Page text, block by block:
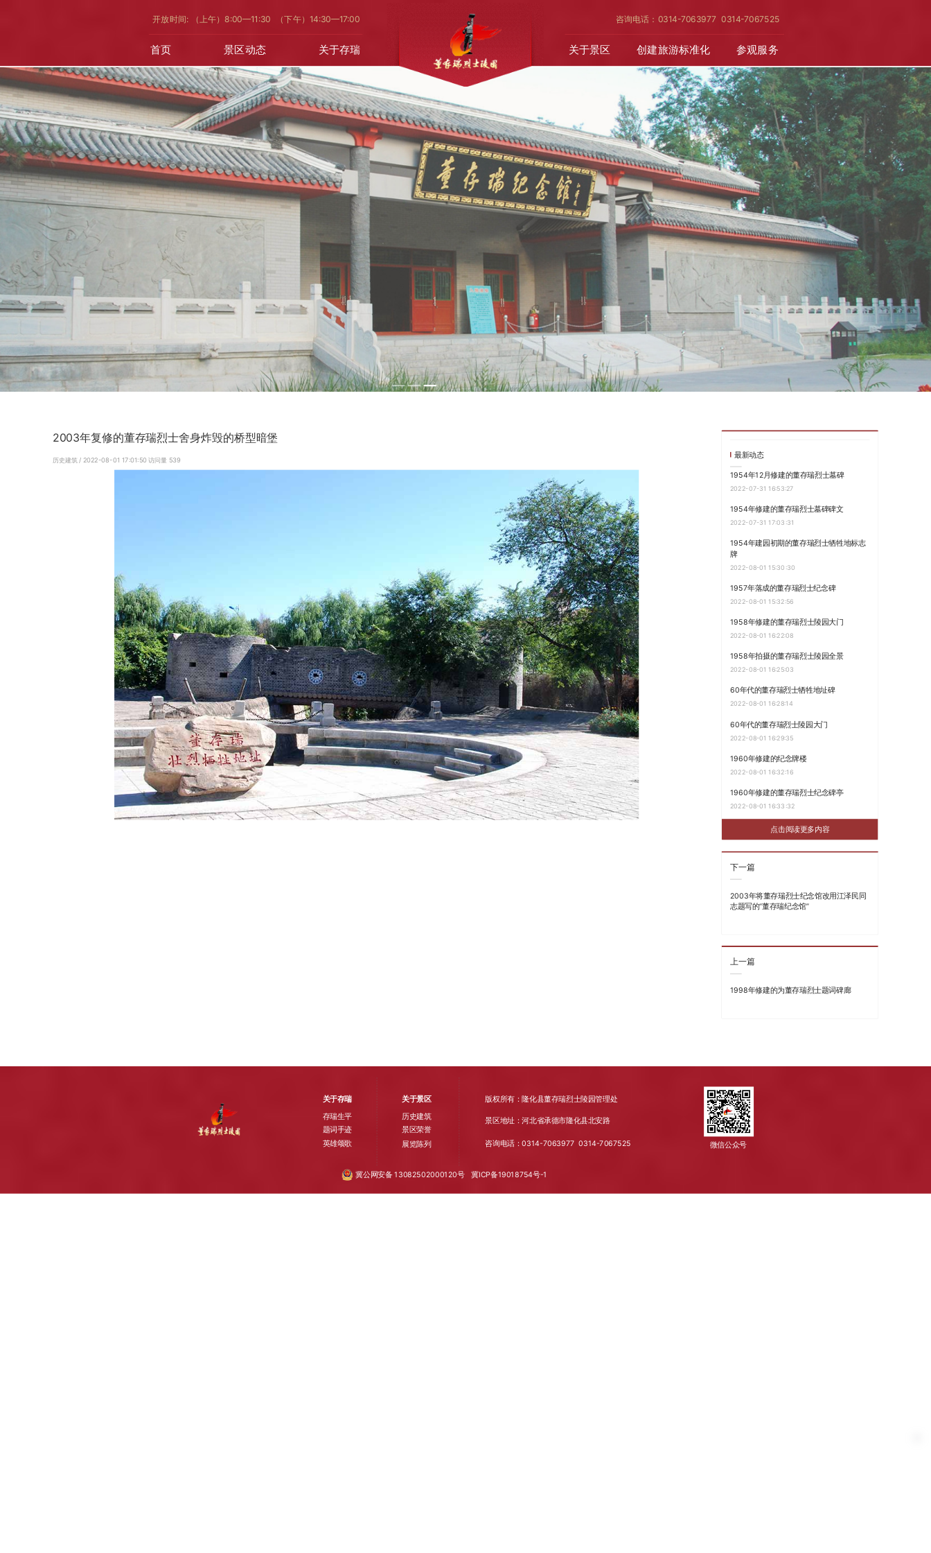
关于景区 创建旅游标准化 参观服务
首页 景区动态 关于存瑞
开放时间: （上午）8:00—11:30 （下午）14:30—17:00 咨询电话：0314-7063977 0314-7067525
2003年复修的董存瑞烈士舍身炸毁的桥型暗堡
历史建筑/ 2022-08-01 17:01:50访问量 539
最新动态
1954年12月修建的董存瑞烈士墓碑
2022-07-31 16:53:27
1954年修建的董存瑞烈士墓碑碑文
2022-07-31 17:03:31
1954年建园初期的董存瑞烈士牺牲地标志
牌
2022-08-01 15:30:30
1957年落成的董存瑞烈士纪念碑
2022-08-01 15:32:56
1958年修建的董存瑞烈士陵园大门
2022-08-01 16:22:08
1958年拍摄的董存瑞烈士陵园全景
2022-08-01 16:25:03
60年代的董存瑞烈士牺牲地址碑
2022-08-01 16:28:14
60年代的董存瑞烈士陵园大门
2022-08-01 16:29:35
1960年修建的纪念牌楼
2022-08-01 16:32:16
1960年修建的董存瑞烈士纪念碑亭
2022-08-01 16:33:32
点击阅读更多内容
下一篇
2003年将董存瑞烈士纪念馆改用江泽民同
志题写的“董存瑞纪念馆”
上一篇
1998年修建的为董存瑞烈士题词碑廊
冀ICP备19018754号-1
微信公众号
版权所有：隆化县董存瑞烈士陵园管理处
景区地址：河北省承德市隆化县北安路
咨询电话：0314-70639770314-7067525
关于存瑞
存瑞生平
题词手迹
英雄颂歌
关于景区
历史建筑
景区荣誉
展览陈列
冀公网安备 13082502000120号